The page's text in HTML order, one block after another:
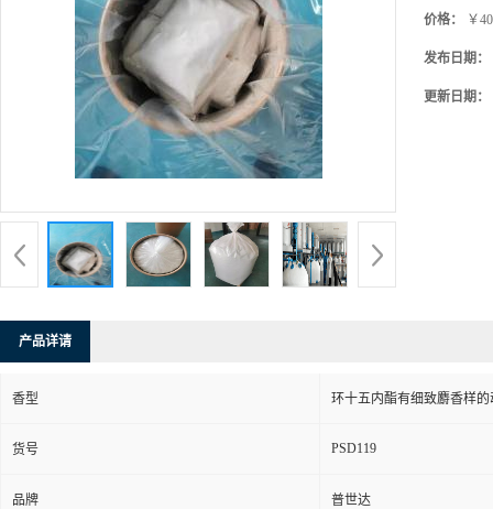
价格： ￥
发布日期：
更新日期：
产品详请
香型 环十五内酯有细致麝香样
货号 PSD119
品牌 普世达